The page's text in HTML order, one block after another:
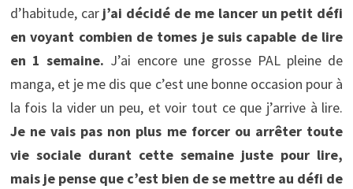
d’habitude, car j’ai décidé de me lancer un petit défi
en voyant combien de tomes je suis capable de lire
en 1 semaine. J’ai encore une grosse PAL pleine de
manga, et je me dis que c’est une bonne occasion pour à
la fois la vider un peu, et voir tout ce que j’arrive à lire.
Je ne vais pas non plus me forcer ou arrêter toute
vie sociale durant cette semaine juste pour lire,
mais je pense que c’est bien de se mettre au défi de